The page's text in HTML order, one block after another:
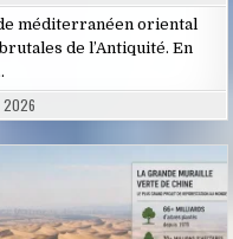
méditerranéen oriental
de l’Antiquité. En
2026